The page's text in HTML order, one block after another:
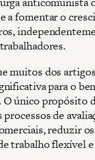
a fomentar o
muitos dos
para o
único propósito
de
reduzir
trabalho flexível